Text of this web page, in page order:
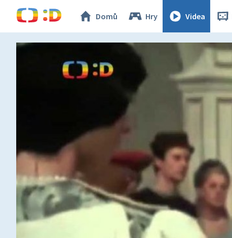
Domů Hry Videa